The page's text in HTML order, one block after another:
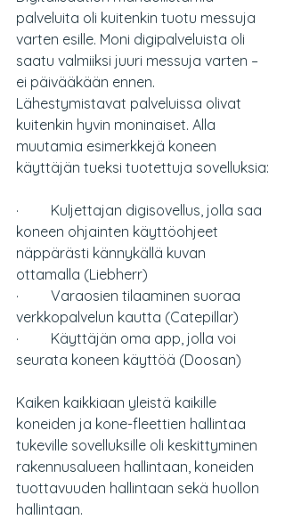
palveluita oli kuitenkin tuotu messuja
varten esille. Moni digipalveluista oli
saatu valmiiksi juuri messuja varten –
ei päivääkään ennen.
Lähestymistavat palveluissa olivat
kuitenkin hyvin moninaiset. Alla
muutamia esimerkkejä koneen
käyttäjän tueksi tuotettuja sovelluksia:
·         Kuljettajan digisovellus, jolla saa
koneen ohjainten käyttöohjeet
näppärästi kännykällä kuvan
ottamalla (Liebherr)
·         Varaosien tilaaminen suoraa
verkkopalvelun kautta (Catepillar)
·         Käyttäjän oma app, jolla voi
seurata koneen käyttöä (Doosan)
Kaiken kaikkiaan yleistä kaikille
koneiden ja kone-fleettien hallintaa
tukeville sovelluksille oli keskittyminen
rakennusalueen hallintaan, koneiden
tuottavuuden hallintaan sekä huollon
hallintaan.